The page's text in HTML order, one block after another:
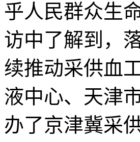
乎人民群众生
访中了解到，
续推动采供血
液中心、天津
办了京津冀采